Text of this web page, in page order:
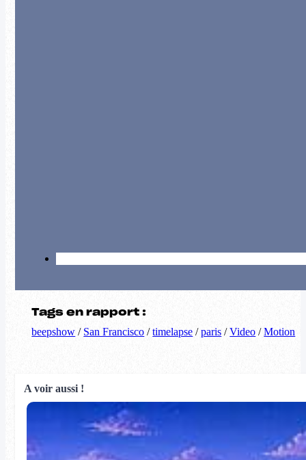
Tags en rapport :
beepshow / San Francisco /timelapse /paris /Video /Motion
A voir aussi !